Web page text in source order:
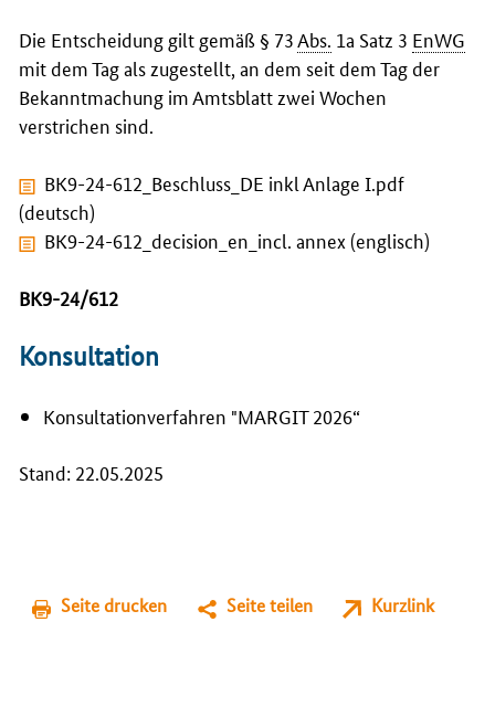
Die Entscheidung gilt gemäß § 73Abs. 1a Satz 3 EnWG
mit dem Tag als zugestellt, an dem seit dem Tag der
Bekanntmachung im Amtsblatt zwei Wochen
verstrichen sind.
BK9-24-612_Beschluss_DE inkl Anlage I.pdf
(deutsch)
BK9-24-612_decision_en_incl. annex (englisch)
BK9-24/612
Konsultation
Konsultationverfahren "MARGIT 2026“
Stand: 22.05.2025
Seite drucken Seite teilen Kurzlink